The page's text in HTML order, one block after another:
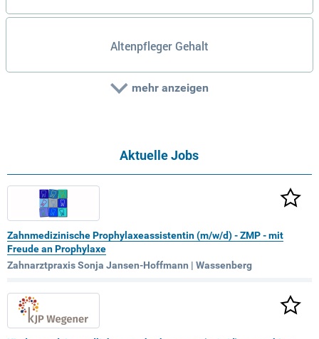
Altenpfleger Gehalt
mehr anzeigen
Aktuelle Jobs
Zahnmedizinische Prophylaxeassistentin (m/w/d) - ZMP - mit
Freude an Prophylaxe
Zahnarztpraxis Sonja Jansen-Hoffmann | Wassenberg